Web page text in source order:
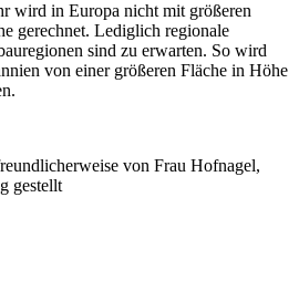
wird in Europa nicht mit größeren
gerechnet. Lediglich regionale
sind zu erwarten. So wird
von einer größeren Fläche in Höhe
von Frau Hofnagel,
gestellt